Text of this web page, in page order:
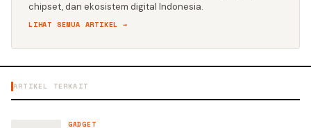
chipset, dan ekosistem digital Indonesia.
LIHAT SEMUA ARTIKEL →
ARTIKEL TERKAIT
GADGET